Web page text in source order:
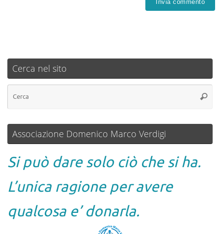
Cerca nel sito
Associazione Domenico Marco Verdigi
Si può dare solo ciò che si ha.
L’unica ragione per avere
qualcosa e’ donarla.